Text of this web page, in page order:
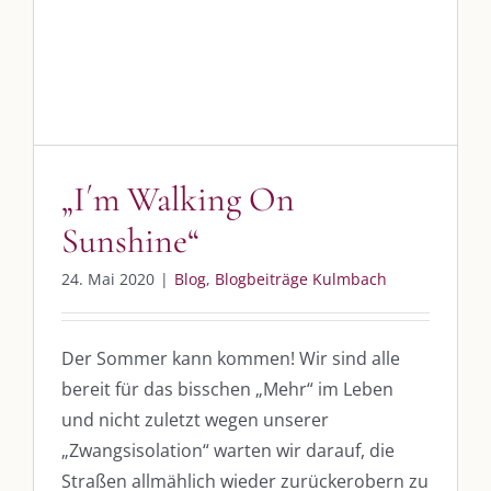
„I´m Walking On
Sunshine“
24. Mai 2020 | Blog, Blogbeiträge Kulmbach
Der Sommer kann kommen! Wir sind alle
bereit für das bisschen „Mehr“ im Leben
und nicht zuletzt wegen unserer
„Zwangsisolation“ warten wir darauf, die
Straßen allmählich wieder zurückerobern zu
UNSERE HEIMAT KULMBACH
„Unser Kulmbach e. V.“
– Der Händlerzusammenschluss der Stadt
„Stadt Kulmbach“– Offizielles Portal unserer Heimat
„Landratsamt Kulmbach“
– Wissenswertes in allen Belangen
Lebenslust Akademie Kulmbach“ – Mutmachergeschichten von
Mutbotschaftern